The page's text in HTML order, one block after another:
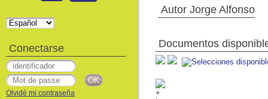
Autor Jorge Alfonso
Documentos
Conectarse
Olvidé mi contraseña